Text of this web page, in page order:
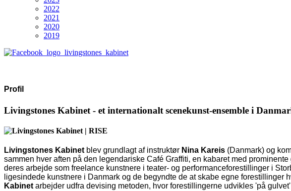
2022
2021
2020
2019
Profil
Livingstones Kabinet - et internationalt scenekunst-ensemble i
Livingstones Kabinet blev grundlagt af instruktør Nina Kareis (Danmark) og
sammen hver aften på den legendariske Café Graffiti, en kabaret med
deres arbejde som freelance kunstnere i teater- og performanceforestillinger i
ligesindede kunstnere i Danmark og de begyndte de at skabe egne
Kabinet arbejder udfra devising metoden, hvor forestillingerne udvikles 'på